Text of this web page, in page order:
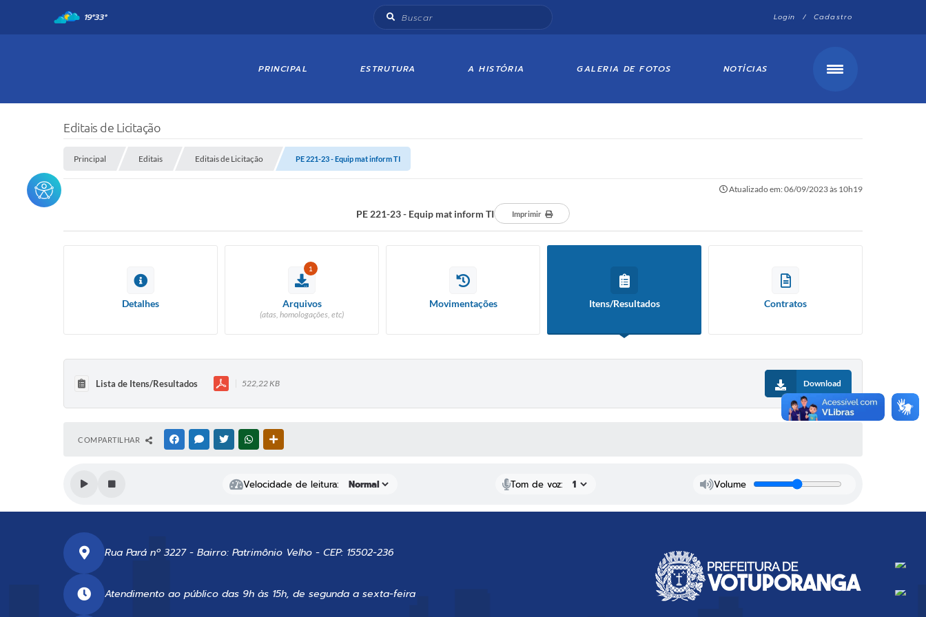
Login / Cadastro
19°33°
PRINCIPAL ESTRUTURA A HISTÓRIA GALERIA DE FOTOS NOTÍCIAS
Editais de Licitação
Principal Editais Editais de Licitação PE 221-23 - Equip mat inform TI
Atualizado em: 06/09/2023 às 10h19
PE 221-23 - Equip mat inform TI Imprimir
Detalhes
1
Arquivos
(atas, homologações, etc)
Movimentações Itens/Resultados Contratos
Lista de Itens/Resultados 522,22 KB Download
COMPARTILHAR FACEBOOKMESSENGER
TWITTERWHATSAPP
Velocidade de leitura: Tom de voz: Volume
Rua Pará nº 3227 - Bairro: Patrimônio Velho - CEP: 15502-236
Atendimento ao público das 9h às 15h, de segunda a sexta-feira